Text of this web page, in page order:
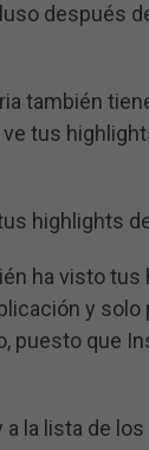
después
también
tus
highlights
ha visto
y solo
puesto que
la lista de